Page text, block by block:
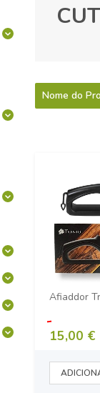
Nome do
Afiaddor
15,00 €